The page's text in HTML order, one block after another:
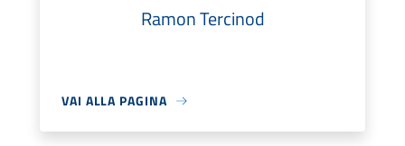
Ramon Tercinod
VAI ALLA PAGINA